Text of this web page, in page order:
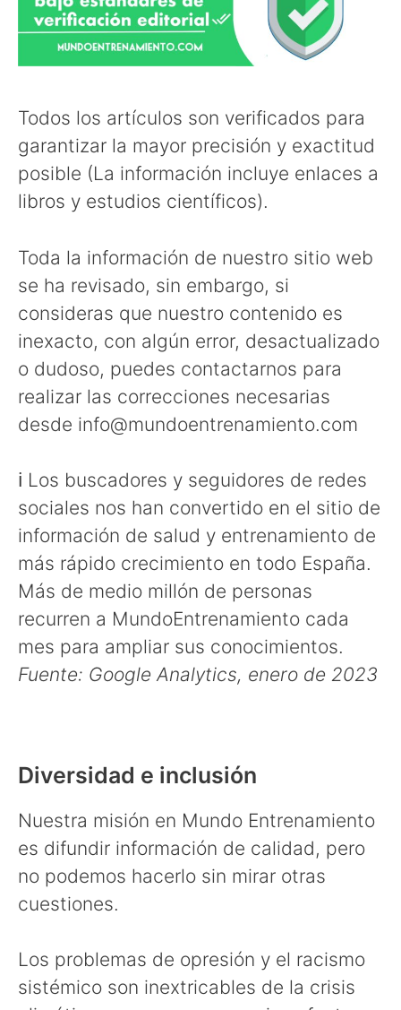
Todos los artículos son verificados para
garantizar la mayor precisión y exactitud
posible (La información incluye enlaces a
libros y estudios científicos).
Toda la información de nuestro sitio web
se ha revisado, sin embargo, si
consideras que nuestro contenido es
inexacto, con algún error, desactualizado
o dudoso, puedes contactarnos para
realizar las correcciones necesarias
desde info@mundoentrenamiento.com
ℹ Los buscadores y seguidores de redes
sociales nos han convertido en el sitio de
información de salud y entrenamiento de
más rápido crecimiento en todo España.
Más de medio millón de personas
recurren a MundoEntrenamiento cada
mes para ampliar sus conocimientos.
Fuente: Google Analytics, enero de 2023
Diversidad e inclusión
Nuestra misión en Mundo Entrenamiento
es difundir información de calidad, pero
no podemos hacerlo sin mirar otras
cuestiones.
Los problemas de opresión y el racismo
sistémico son inextricables de la crisis